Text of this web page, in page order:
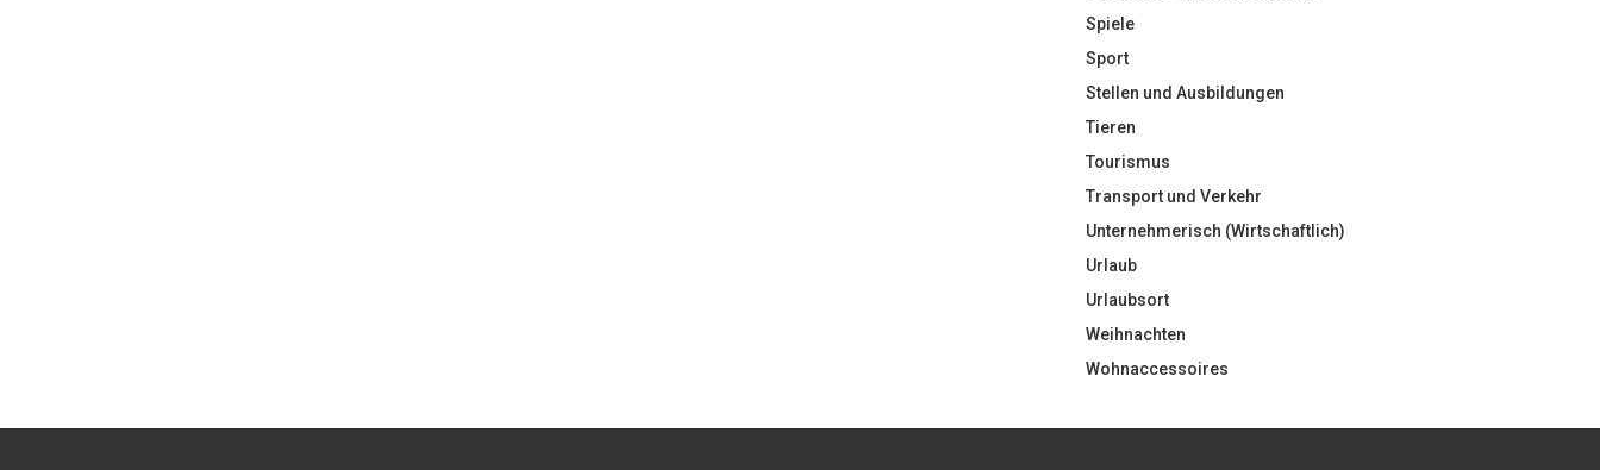
Spiele
Sport
Stellen und Ausbildungen
Tieren
Tourismus
Transport und Verkehr
Unternehmerisch (Wirtschaftlich)
Urlaub
Urlaubsort
Weihnachten
Wohnaccessoires